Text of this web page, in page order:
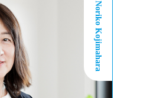
Noriko Kojimahara